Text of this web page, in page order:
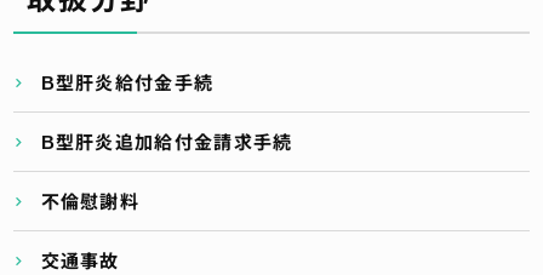
B型肝炎給付金手続
B型肝炎追加給付金請求手続
不倫慰謝料
交通事故